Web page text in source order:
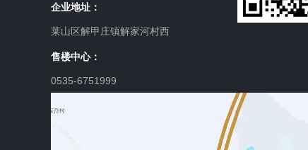
企业地址：
莱山区解甲庄镇解家河村西
售楼中心：
0535-6751999